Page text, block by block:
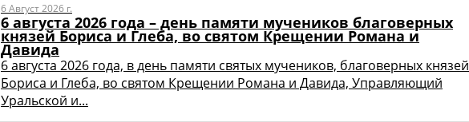
6 Август 2026 г.
6 августа 2026 года – день памяти мучеников благоверных
князей Бориса и Глеба, во святом Крещении Романа и
Давида
6 августа 2026 года, в день памяти святых мучеников, благоверных князей
Бориса и Глеба, во святом Крещении Романа и Давида, Управляющий
Уральской и...